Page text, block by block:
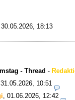
30.05.2026, 18:13
- Thread -
31.05.2026, 10:51
01.06.2026, 12:42